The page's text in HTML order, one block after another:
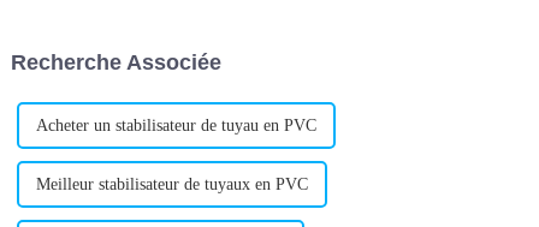
matériaux, a...
Recherche Associée
Acheter un stabilisateur de tuyau en PVC
Meilleur stabilisateur de tuyaux en PVC